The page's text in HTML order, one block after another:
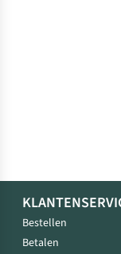
Bestellen
Betalen